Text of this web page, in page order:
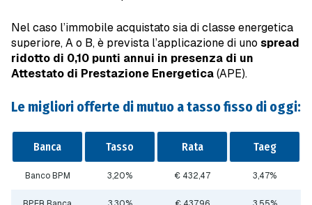
Nel caso l’immobile acquistato sia di classe energetica
superiore, A o B, è prevista l’applicazione di uno spread
ridotto di 0,10 punti annui in presenza di un
Attestato di Prestazione Energetica(APE).
Le migliori offerte di mutuo a tasso fisso di oggi:
Banca Tasso Rata Taeg
Banco BPM 3,20% € 432,47 3,47%